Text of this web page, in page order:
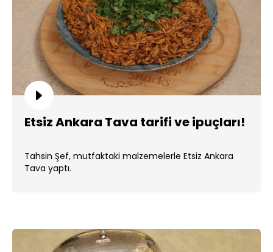
Etsiz Ankara Tava tarifi ve ipuçları!
Tahsin Şef, mutfaktaki malzemelerle Etsiz Ankara
Tava yaptı.